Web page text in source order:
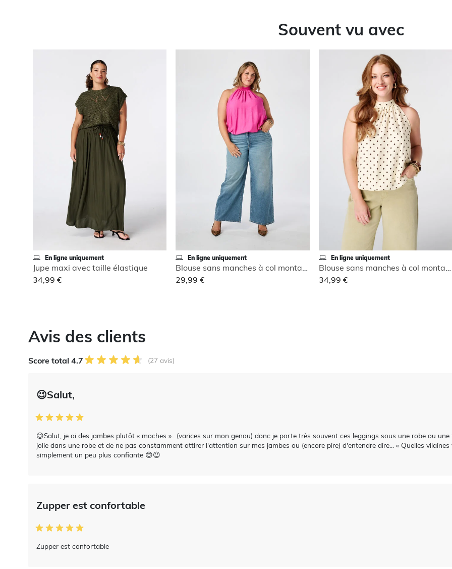
Souvent vu avec
En ligne uniquement
Jupe maxi avec taille élastique
34,99 €
En ligne uniquement
Blouse sans manches à col montant
29,99 €
En ligne uniquement
Blouse sans manches à col montant
34,99 €
Avis des clients
Score total 4.7 (27 avis)
😉Salut,
😉Salut, je ai des jambes plutôt « moches ».. (varices sur mon genou) donc je porte très souvent ces leggings sous une robe ou
jolie dans une robe et de ne pas constamment attirer l'attention sur mes jambes ou (encore pire) d'entendre dire... « Quelles
simplement un peu plus confiante 😊😉
Zupper est confortable
Zupper est confortable